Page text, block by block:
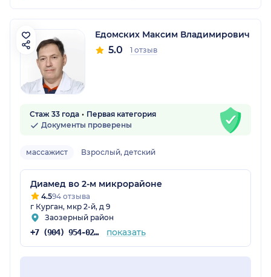
Едомских Максим Владимирович
5.0 1 отзыв
Стаж 33 года
Первая категория
Документы проверены
массажист Взрослый, детский
Диамед во 2-м микрорайоне
4.594 отзыва
г Курган, мкр 2-й, д 9
Заозерный район
+7 (904) 954-02-15 показать